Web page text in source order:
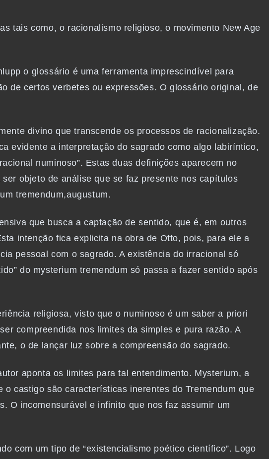
tais como, o racionalismo religioso, o movimento New Age
o glossário é uma ferramenta imprescindível para
de certos verbetes ou expressões. O glossário original, de
divino que transcende os processos de racionalização.
evidente a interpretação do sagrado como algo labiríntico,
numinoso”. Estas duas definições aparecem no
objeto de análise que se faz presente nos capítulos
tremendum,augustum.
que busca a captação de sentido, que é, em outros
intenção fica explicita na obra de Otto, pois, para ele a
pessoal com o sagrado. A existência do irracional só
do mysterium tremendum só passa a fazer sentido após
religiosa, visto que o numinoso é um saber a priori
compreendida nos limites da simples e pura razão. A
o de lançar luz sobre a compreensão do sagrado.
aponta os limites para tal entendimento. Mysterium, a
o castigo são características inerentes do Tremendum que
O incomensurável e infinito que nos faz assumir um
com um tipo de “existencialismo poético científico”. Logo